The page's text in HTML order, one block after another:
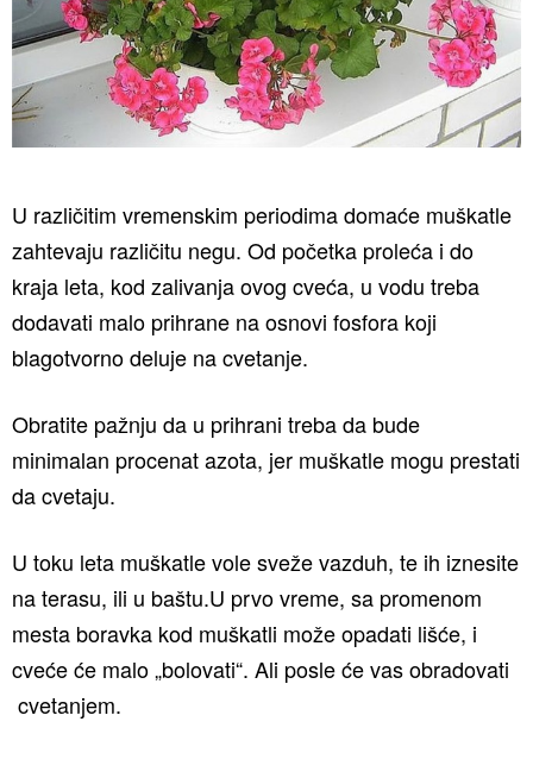
U različitim vremenskim periodima domaće muškatle
zahtevaju različitu negu. Od početka proleća i do
kraja leta, kod zalivanja ovog cveća, u vodu treba
dodavati malo prihrane na osnovi fosfora koji
blagotvorno deluje na cvetanje.
Obratite pažnju da u prihrani treba da bude
minimalan procenat azota, jer muškatle mogu prestati
da cvetaju.
U toku leta muškatle vole sveže vazduh, te ih iznesite
na terasu, ili u baštu.U prvo vreme, sa promenom
mesta boravka kod muškatli može opadati lišće, i
cveće će malo „bolovati“. Ali posle će vas obradovati
cvetanjem.